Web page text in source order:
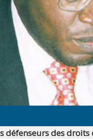
défenseurs des